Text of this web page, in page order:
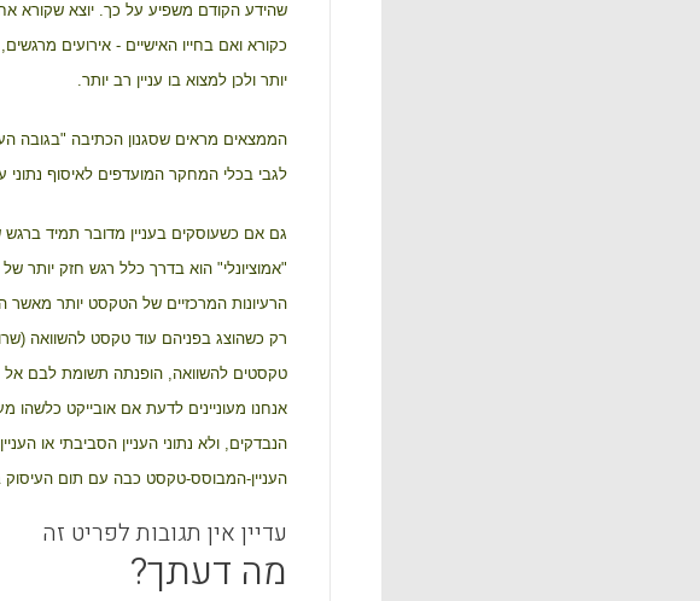
שהידע הקודם משפיע על כך. יוצא שקורא
כקורא ואם בחייו האישיים - אירועים
יותר ולכן למצוא בו עניין רב יותר.
הממצאים מראים שסגנון הכתיבה "בגובה
לגבי בכלי המחקר המועדפים לאיסוף נתוני
גם אם כשעוסקים בעניין מדובר תמיד ברגש
"אמוציונלי" הוא בדרך כלל רגש חזק יותר
הרעיונות המרכזיים של הטקסט יותר מאשר
טקסטים להשוואה, הופנתה תשומת לבם אל
אנחנו מעוניינים לדעת אם אובייקט כלשהו
הנבדקים, ולא נתוני העניין הסביבתי או
העניין-המבוסס-טקסט כבה עם תום העיסוק
עדיין אין תגובות לפריט זה
מה דעתך?